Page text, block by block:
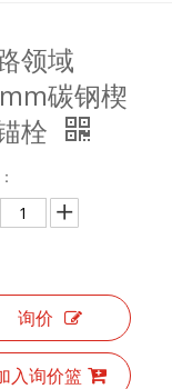
领域
碳钢楔
栓
询价
入询价篮